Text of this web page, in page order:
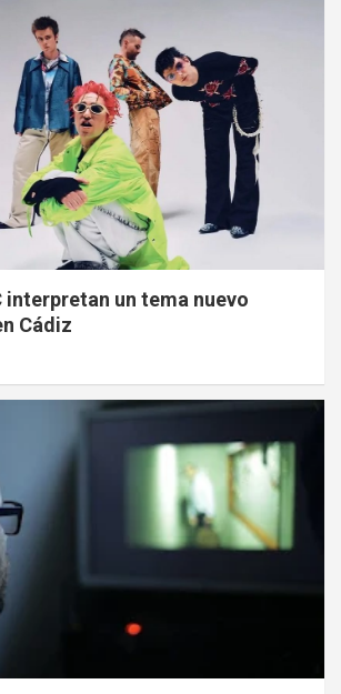
interpretan un tema nuevo
Cádiz